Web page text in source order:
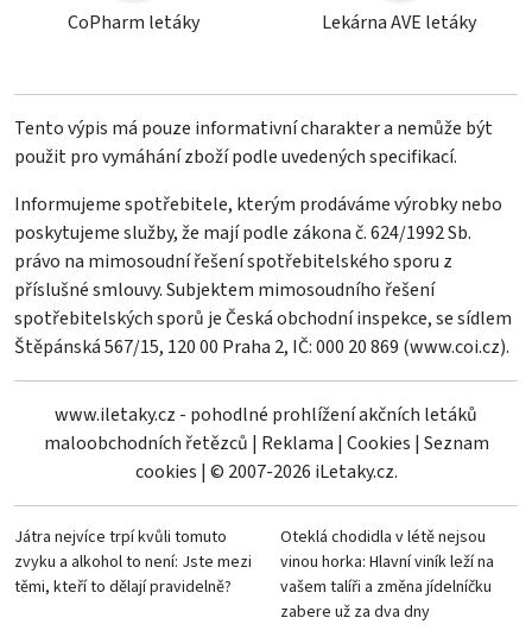
CoPharm letáky Lekárna AVE letáky
Tento výpis má pouze informativní charakter a nemůže být
použit pro vymáhání zboží podle uvedených specifikací.
Informujeme spotřebitele, kterým prodáváme výrobky nebo
poskytujeme služby, že mají podle zákona č. 624/1992 Sb.
právo na mimosoudní řešení spotřebitelského sporu z
příslušné smlouvy. Subjektem mimosoudního řešení
spotřebitelských sporů je Česká obchodní inspekce, se sídlem
Štěpánská 567/15, 120 00 Praha 2, IČ: 000 20 869 (www.coi.cz).
www.iletaky.cz - pohodlné prohlížení akčních letáků
maloobchodních řetězců | Reklama | Cookies | Seznam
cookies | © 2007-2026 iLetaky.cz.
Játra nejvíce trpí kvůli tomuto
zvyku a alkohol to není: Jste mezi
těmi, kteří to dělají pravidelně?
Oteklá chodidla v létě nejsou
vinou horka: Hlavní viník leží na
vašem talíři a změna jídelníčku
zabere už za dva dny